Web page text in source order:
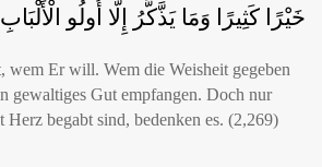
خَيْرًا كَثِيرًا وَمَا يَذَّكَّرُ إِلَّا أُولُو الْأَلْبَابِ
wem Er will. Wem die Weisheit gegeben
gewaltiges Gut empfangen. Doch nur
Herz begabt sind, bedenken es. (2,269)